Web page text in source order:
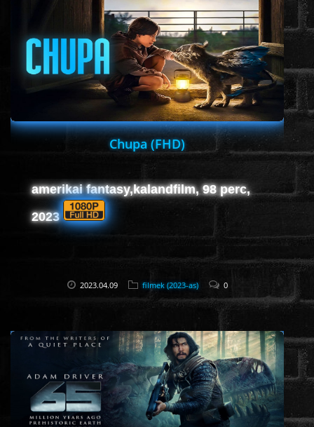
Chupa (FHD)
amerikai fantasy,kalandfilm, 98 perc,
2023
2023.04.09 filmek (2023-as) 0